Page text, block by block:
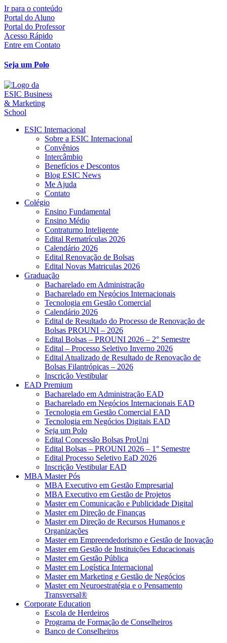
Ir para o conteúdo
Portal do Aluno
Portal do Professor
Acesso Rápido
Entre em Contato
Seja um Polo
ESIC Internacional
Sobre a ESIC Internacional
Convênios
Intercâmbio
Benefícios e Descontos
Blog ESIC News
Me Ajuda
Contato
Colégio
Ensino Fundamental
Ensino Médio
Contraturno Inteligente
Edital Rematrículas 2026
Calendário 2026
Edital Renovação de Bolsas
Edital Novas Matriculas 2026
Graduação
Bacharelado em Administração
Bacharelado em Negócios Internacionais
Tecnologia em Gestão Comercial
Calendário 2026
Edital de Resultado do Processo de Renovação de
Bolsas PROUNI – 2026
Edital Bolsas – PROUNI 2026 – 2° Semestre
Edital – Processo Seletivo Inverno 2026
Edital Atualizado de Resultado de Renovação de
Bolsas Filantrópicas – 2026
Inscrição Vestibular
EAD Premium
Bacharelado em Administração EAD
Bacharelado em Negócios Internacionais EAD
Tecnologia em Gestão Comercial EAD
Tecnologia em Negócios Digitais EAD
Seja um Polo
Edital Concessão Bolsas ProUni
Edital Bolsas – PROUNI 2026 – 1° Semestre
Edital Processo Seletivo EaD 2026
Inscrição Vestibular EAD
MBA Master Pós
MBA Executivo em Gestão Empresarial
MBA Executivo em Gestão de Projetos
Master em Comunicação e Publicidade Digital
Master em Direção de Finanças
Master em Direção de Recursos Humanos e
Organizações
Master em Empreendedorismo e Gestão de Inovação
Master em Gestão de Instituições Educacionais
Master em Gestão Pública
Master em Logística Internacional
Master em Marketing e Gestão de Negócios
Master em Neuroestratégia e o Pensamento
Transversal®
Corporate Education
Escola de Herdeiros
Programa de Formação de Conselheiros
Banco de Conselheiros